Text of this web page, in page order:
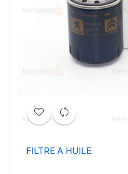
FILTRE A HUILE